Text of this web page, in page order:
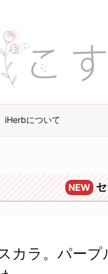
iHerbについて
NEW セ
カラ。パープ